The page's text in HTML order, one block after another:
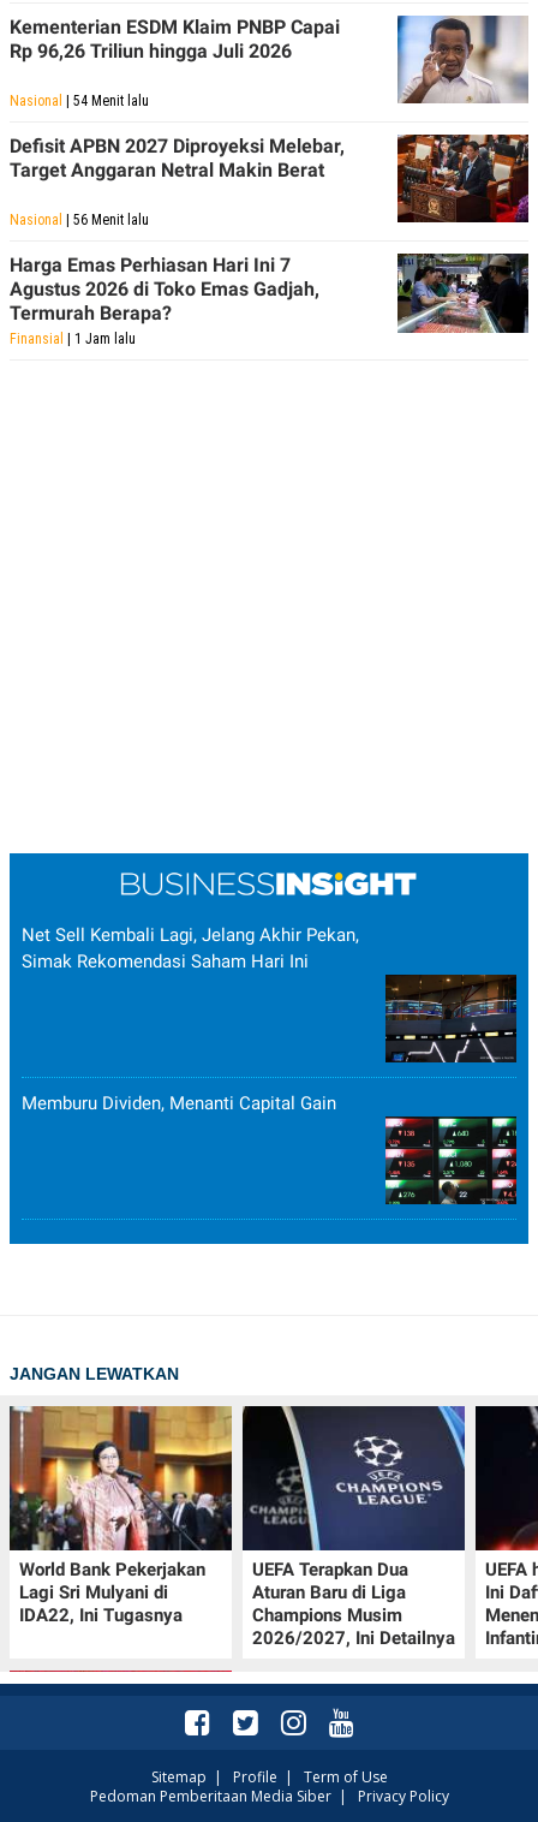
Kementerian ESDM Klaim PNBP Capai
Rp 96,26 Triliun hingga Juli 2026
Nasional | 54 Menit lalu
Defisit APBN 2027 Diproyeksi Melebar,
Target Anggaran Netral Makin Berat
Nasional | 56 Menit lalu
Harga Emas Perhiasan Hari Ini 7
Agustus 2026 di Toko Emas Gadjah,
Termurah Berapa?
Finansial | 1 Jam lalu
Net Sell Kembali Lagi, Jelang Akhir Pekan,
Simak Rekomendasi Saham Hari Ini
Memburu Dividen, Menanti Capital Gain
JANGAN LEWATKAN
World Bank Pekerjakan
Lagi Sri Mulyani di
IDA22, Ini Tugasnya
UEFA Terapkan Dua
Aturan Baru di Liga
Champions Musim
2026/2027, Ini Detailnya
UEFA
Ini
Sitemap Profile
Term of Use
Pedoman Pemberitaan Media Siber| Privacy Policy